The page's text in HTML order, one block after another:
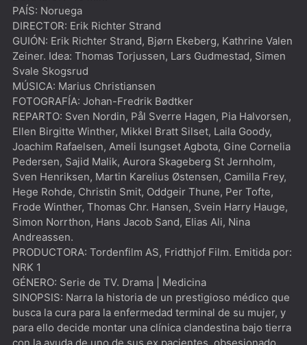
PAÍS: Noruega
DIRECTOR: Erik Richter Strand
GUIÓN: Erik Richter Strand, Bjørn Ekeberg, Kathrine Valen
Zeiner. Idea: Thomas Torjussen, Lars Gudmestad, Simen
Svale Skogsrud
MÚSICA: Marius Christiansen
FOTOGRAFÍA: Johan-Fredrik Bødtker
REPARTO: Sven Nordin, Pål Sverre Hagen, Pia Halvorsen,
Ellen Birgitte Winther, Mikkel Bratt Silset, Laila Goody,
Joachim Rafaelsen, Ameli Isungset Agbota, Gine Cornelia
Pedersen, Sajid Malik, Aurora Skageberg St Jernholm,
Sven Henriksen, Martin Karelius Østensen, Camilla Frey,
Hege Rohde, Christin Smit, Oddgeir Thune, Per Tofte,
Frode Winther, Thomas Chr. Hansen, Svein Harry Hauge,
Simon Norrthon, Hans Jacob Sand, Elias Ali, Nina
Andreassen.
PRODUCTORA: Tordenfilm AS, Fridthjof Film. Emitida por:
NRK 1
GÉNERO: Serie de TV. Drama | Medicina
SINOPSIS: Narra la historia de un prestigioso médico que
busca la cura para la enfermedad terminal de su mujer, y
para ello decide montar una clínica clandestina bajo tierra
con la ayuda de uno de sus ex pacientes, obsesionado